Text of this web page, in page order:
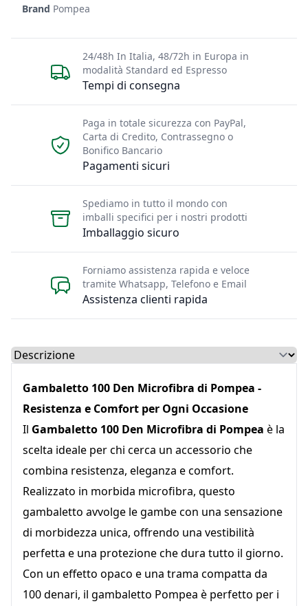
Brand Pompea
Tempi di consegna
24/48h In Italia, 48/72h in Europa in
modalità Standard ed Espresso
Pagamenti sicuri
Paga in totale sicurezza con PayPal,
Carta di Credito, Contrassegno o
Bonifico Bancario
Imballaggio sicuro
Spediamo in tutto il mondo con
imballi specifici per i nostri prodotti
Assistenza clienti rapida
Forniamo assistenza rapida e veloce
tramite Whatsapp, Telefono e Email
Select a tab
Gambaletto 100 Den Microfibra di Pompea -
Resistenza e Comfort per Ogni Occasione
Il Gambaletto 100 Den Microfibra di Pompea è la
scelta ideale per chi cerca un accessorio che
combina resistenza, eleganza e comfort.
Realizzato in morbida microfibra, questo
gambaletto avvolge le gambe con una sensazione
di morbidezza unica, offrendo una vestibilità
perfetta e una protezione che dura tutto il giorno.
Con un effetto opaco e una trama compatta da
100 denari, il gambaletto Pompea è perfetto per i